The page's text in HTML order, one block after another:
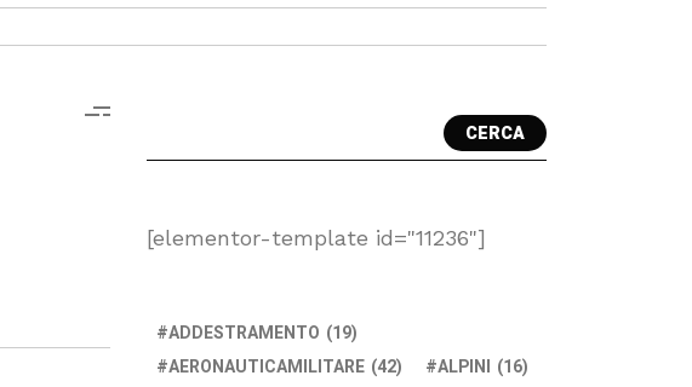
CERCA
[elementor-template id="11236"]
ADDESTRAMENTO (19)
AERONAUTICAMILITARE (42) ALPINI (16)